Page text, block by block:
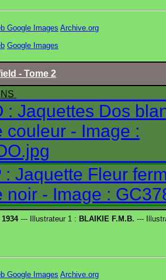
Google Images Archive.org
Google Images
- Tome 2
1934--- Illustrateur 1 : BLAIKIE F.M.B. ---
Google Images Archive.org